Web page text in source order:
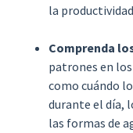
la
Comprenda
patrones en
como cuándo
durante el día,
las formas de